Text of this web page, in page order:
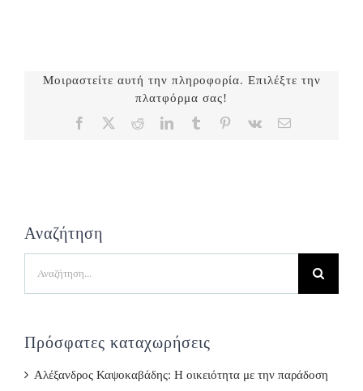
Μοιραστείτε αυτή την πληροφορία. Επιλέξτε την
πλατφόρμα σας!
Facebook
RedditLinkedInTumblr Pinterest
Vk Email
Αναζήτηση
Πρόσφατες καταχωρήσεις
Αλέξανδρος Καψοκαβάδης: Η οικειότητα με την παράδοση